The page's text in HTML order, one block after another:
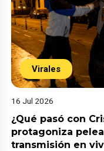
Virales
16 Jul 2026
¿Qué pasó con
protagoniza
transmisión en